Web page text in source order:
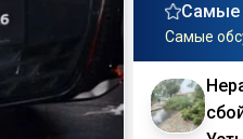
Самые
Самые